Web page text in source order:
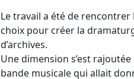
Le travail a été de rencontrer
choix pour créer la
d’archives.
Une dimension s’est
bande musicale qui allait